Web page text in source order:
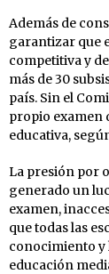
Además de
garantizar que
competitiva y
más de 30
país. Sin el
propio examen
educativa,
La presión por
generado un
examen,
que todas las
conocimiento y
educación